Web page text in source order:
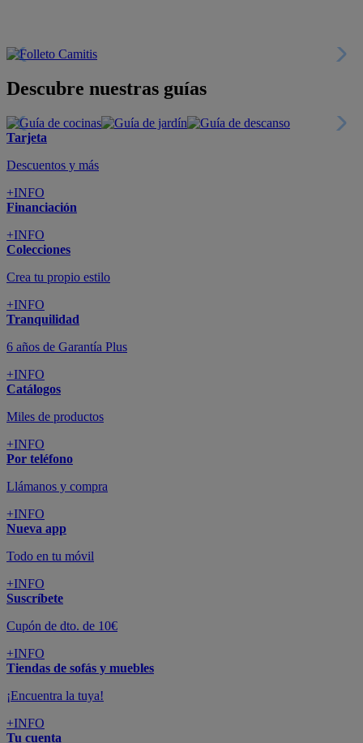
Descubre nuestras guías
Tarjeta
Descuentos y más
+INFO
Financiación
+INFO
Colecciones
Crea tu propio estilo
+INFO
Tranquilidad
6 años de Garantía Plus
+INFO
Catálogos
Miles de productos
+INFO
Por teléfono
Llámanos y compra
+INFO
Nueva app
Todo en tu móvil
+INFO
Suscríbete
Cupón de dto. de 10€
+INFO
Tiendas de sofás y muebles
¡Encuentra la tuya!
+INFO
Tu cuenta